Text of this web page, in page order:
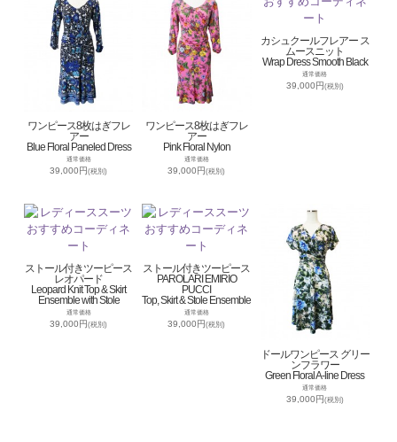
ワンピース8枚はぎフレ
アー
Blue Floral Paneled Dress
通常価格
39,000円(税別)
ワンピース8枚はぎフレ
アー
Pink Floral Nylon
通常価格
39,000円(税別)
カシュクールフレアー ス
ムースニット
Wrap Dress Smooth Black
通常価格
39,000円(税別)
ストール付きツーピース
レオパード
Leopard Knit Top & Skirt
Ensemble with Stole
通常価格
39,000円(税別)
ストール付きツーピース
PAROLARI EMIRIO
PUCCI
Top, Skirt & Stole Ensemble
通常価格
39,000円(税別)
ドールワンピース グリー
ンフラワー
Green Floral A-line Dress
通常価格
39,000円(税別)